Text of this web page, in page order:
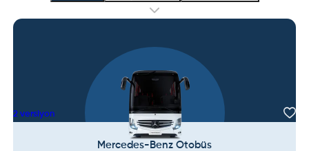
2 versiyon
Mercedes-Benz Otobüs